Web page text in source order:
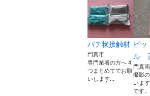
パテ状接触材
門真市
専門業者の方へ 4
つまとめてでお願
いします...
ピッ
ル
門真
撮影
いま
です。